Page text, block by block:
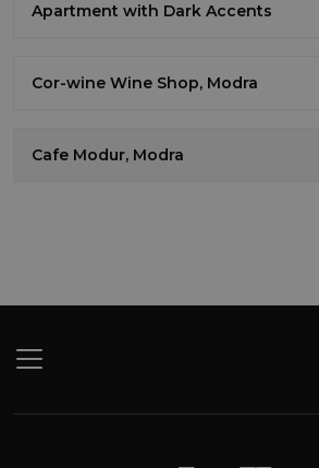
Apartment with Dark Accents
Cor-wine Wine Shop, Modra
Cafe Modur, Modra